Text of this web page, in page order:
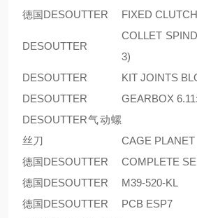
德国DESOUTTER
FIXED CLUTCH
DESOUTTER
COLLET
3)
DESOUTTER
KIT JOINTS
DESOUTTER
GEARBOX
DESOUTTER气动螺
丝刀
CAGE PLANET
德国DESOUTTER
COMPLETE
德国DESOUTTER
M39-520-KL
德国DESOUTTER
PCB ESP7